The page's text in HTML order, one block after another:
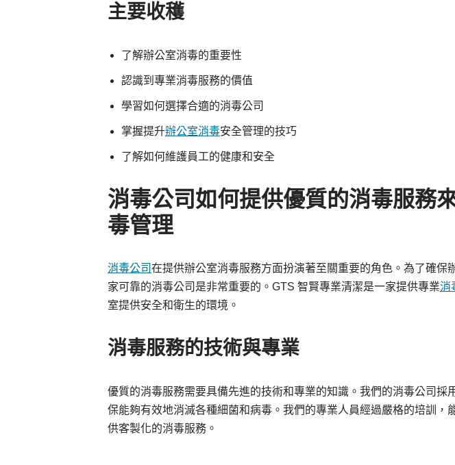
主要收穫
了解辦公室消毒的重要性
認識到專業消毒服務的價值
學習如何選擇合適的消毒公司
掌握提升辦公室消毒安全管理的技巧
了解如何維護員工的健康和安全
消毒公司如何提供優質的消毒服務
毒管理
消毒公司在提供辦公室消毒服務方面扮演著至關重要的角色。為了確保
家可靠的消毒公司是非常重要的。GTS 智賢專業清潔是一家提供專業消
室提供安全和衛生的環境。
消毒服務的技術與專業
優質的消毒服務需要具備先進的技術和專業的知識。我們的消毒公司採
保能夠有效地消滅各種細菌和病毒。我們的專業人員經過嚴格的培訓，
供客製化的消毒服務。